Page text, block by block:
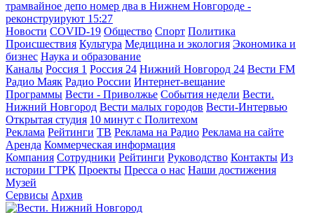
трамвайное депо номер два в Нижнем Новгороде -
реконструируют 15:27
Новости COVID-19 Общество Спорт Политика
Происшествия Культура Медицина и экология Экономика и
бизнес Наука и образование
Каналы Россия 1 Россия 24 Нижний Новгород 24 Вести FM
Радио Маяк Радио России Интернет-вещание
Программы Вести - Приволжье События недели Вести.
Нижний Новгород Вести малых городов Вести-Интервью
Открытая студия 10 минут с Политехом
Реклама Рейтинги ТВ Реклама на Радио Реклама на сайте
Аренда Коммерческая информация
Компания Сотрудники Рейтинги Руководство Контакты Из
истории ГТРК Проекты Пресса о нас Наши достижения
Музей
Сервисы Архив